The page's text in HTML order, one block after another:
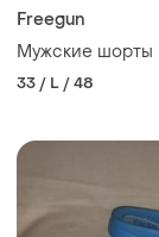
Freegun
Мужские шорты
33 / L / 48